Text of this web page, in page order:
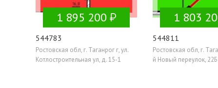
1 895 200
544783
Ростовская обл, г. Таганрог г, ул.
Котлостроительная ул, д. 15-1
1 803
544811
Ростовская обл, г.
й Новый переулок, 22Б